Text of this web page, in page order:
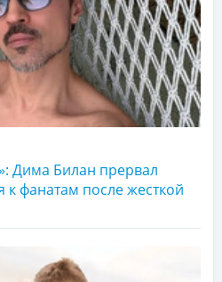
Дима Билан прервал
фанатам после жесткой